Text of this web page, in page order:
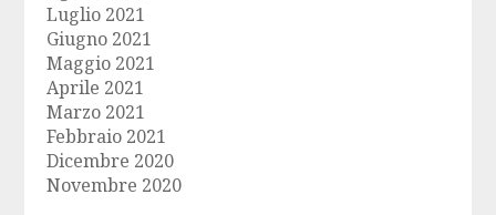
Luglio 2021
Giugno 2021
Maggio 2021
Aprile 2021
Marzo 2021
Febbraio 2021
Dicembre 2020
Novembre 2020